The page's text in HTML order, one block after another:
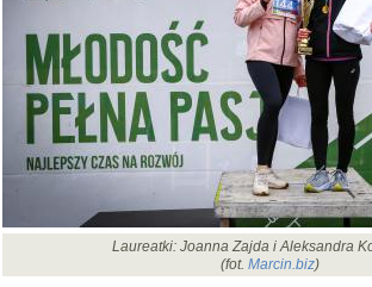
Laureatki: Joanna Zajda i Aleksandra
(fot. Marcin.biz)